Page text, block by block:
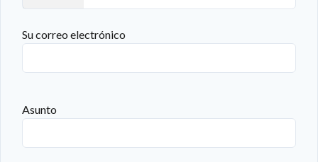
Su correo electrónico
Asunto